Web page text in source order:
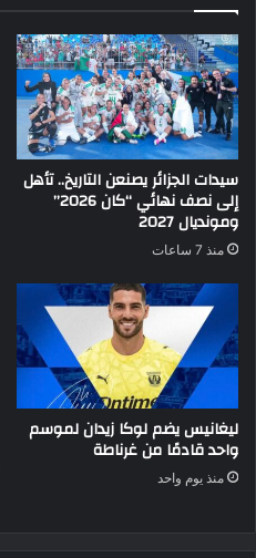
سيدات الجزائر يصنعن التاريخ.. تأهل
إلى نصف نهائي “كان 2026”
ومونديال 2027
منذ 7 ساعات
ليغانيس يضم لوكا زيدان لموسم
واحد قادمًا من غرناطة
منذ يوم واحد